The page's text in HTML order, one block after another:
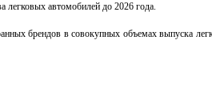
легковых автомобилей до 2026 года.
брендов в совокупных объемах выпуска